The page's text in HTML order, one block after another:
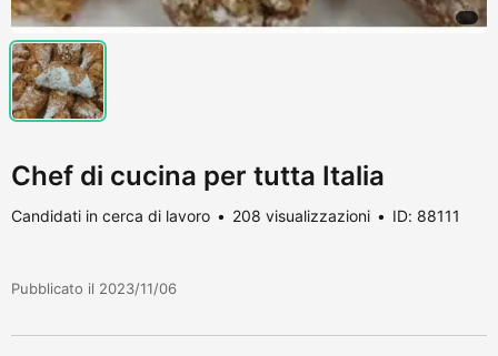
Chef di cucina per tutta Italia
Candidati in cerca di lavoro 208 visualizzazioni ID: 88111
Pubblicato il 2023/11/06